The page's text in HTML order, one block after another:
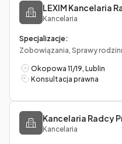
Kancelaria
Specjalizacje:
Zobowiązania, Sprawy
Okopowa 11/19, Lublin
Konsultacja prawna
Kancelaria